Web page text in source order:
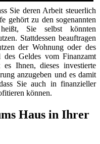
Sie deren Arbeit steuerlich
gehört zu den sogenannten
Sie selbst könnten
Stattdessen beauftragen
der Wohnung oder des
Geldes vom Finanzamt
Ihnen, dieses investierte
anzugeben und es damit
Sie auch in finanzieller
können.
Haus in Ihrer